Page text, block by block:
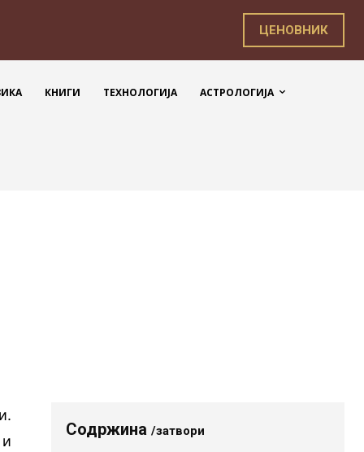
ЦЕНОВНИК
КНИГИ ТЕХНОЛОГИЈА АСТРОЛОГИЈА
Содржина/затвори